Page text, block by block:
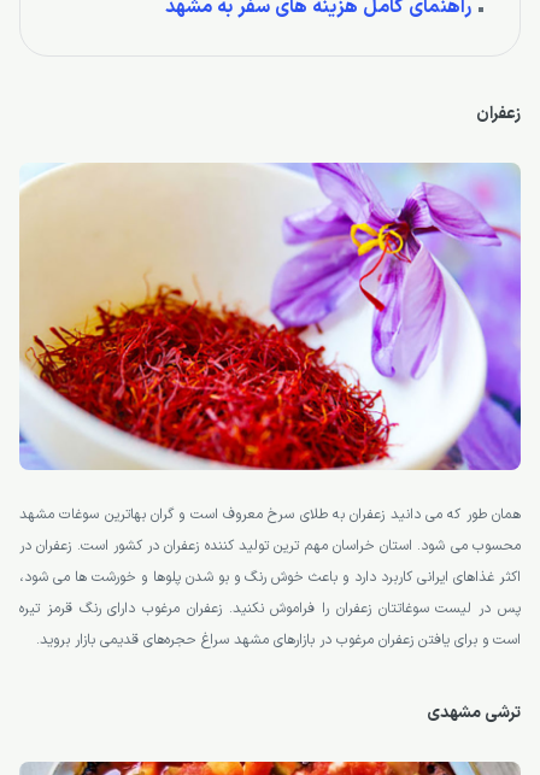
راهنمای کامل هزینه های سفر به مشهد
زعفران
همان طور که می دانید زعفران به طلای سرخ معروف است و گران بهاترین سوغات مشهد
محسوب می شود. استان خراسان مهم ترین تولید کننده زعفران در کشور است. زعفران در
اکثر غذاهای ایرانی کاربرد دارد و باعث خوش رنگ و بو شدن پلوها و خورشت ها می شود،
پس در لیست سوغاتتان زعفران را فراموش نکنید. زعفران مرغوب دارای رنگ قرمز تیره
است و برای یافتن زعفران مرغوب در بازارهای مشهد سراغ حجره‌های قدیمی بازار بروید.
ترشی مشهدی